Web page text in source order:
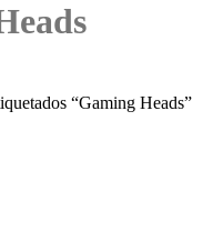
“Gaming Heads”